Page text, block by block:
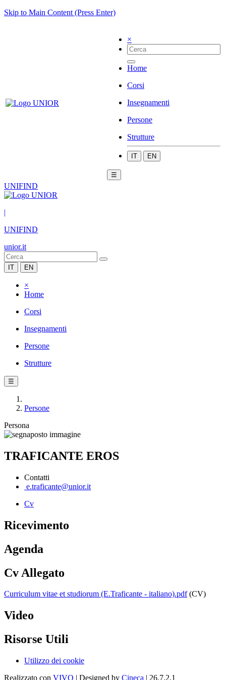
Skip to Main Content (Press Enter)
×
Home
Corsi
Insegnamenti
Persone
Strutture
IT EN
☰
UNIFIND
|
UNIFIND
unior.it
IT EN
×
Home
Corsi
Insegnamenti
Persone
Strutture
☰
Persone
Persona
TRAFICANTE EROS
Contatti
e.traficante@unior.it
Cv
Ricevimento
Agenda
Cv Allegato
Curriculum vitae et studiorum (E.Traficante - italiano).pdf(CV)
Video
Risorse Utili
Utilizzo dei cookie
Realizzato con VIVO | Designed by Cineca | 26.7.2.1